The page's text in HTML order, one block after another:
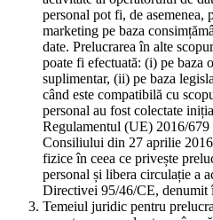
personal pot fi, de asemenea,
marketing pe baza
date. Prelucrarea în alte
poate fi efectuată: (i) pe baza
suplimentar, (ii) pe baza
când este compatibilă cu
personal au fost colectate
Regulamentul (UE) 2016/
Consiliului din 27 aprilie
fizice în ceea ce privește
personal și libera circulație a
Directivei 95/46/CE, denumit
Temeiul juridic pentru